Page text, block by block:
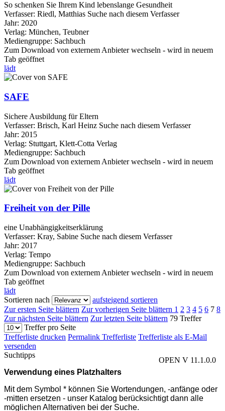
So schenken Sie Ihrem Kind lebenslange Gesundheit
Verfasser: Riedl, Matthias Suche nach diesem Verfasser
Jahr: 2020
Verlag: München, Teubner
Mediengruppe: Sachbuch
Zum Download von externem Anbieter wechseln - wird in neuem
Tab geöffnet
lädt
SAFE
Sichere Ausbildung für Eltern
Verfasser: Brisch, Karl Heinz Suche nach diesem Verfasser
Jahr: 2015
Verlag: Stuttgart, Klett-Cotta Verlag
Mediengruppe: Sachbuch
Zum Download von externem Anbieter wechseln - wird in neuem
Tab geöffnet
lädt
Freiheit von der Pille
eine Unabhängigkeitserklärung
Verfasser: Kray, Sabine Suche nach diesem Verfasser
Jahr: 2017
Verlag: Tempo
Mediengruppe: Sachbuch
Zum Download von externem Anbieter wechseln - wird in neuem
Tab geöffnet
lädt
Sortieren nach
aufsteigend sortieren
Zur ersten Seite blättern Zur vorherigen Seite blättern 1 2 3 4 5 6 7 8
Zur nächsten Seite blättern Zur letzten Seite blättern 79 Treffer
Treffer pro Seite
Trefferliste drucken Permalink Trefferliste Trefferliste als E-Mail
versenden
OPEN V 11.1.0.0
Suchtipps
Verwendung eines Platzhalters
Mit dem Symbol * können Sie Wortendungen, -anfänge oder
-mitten ersetzen - unser Katalog berücksichtigt dann alle
möglichen Alternativen bei der Suche.